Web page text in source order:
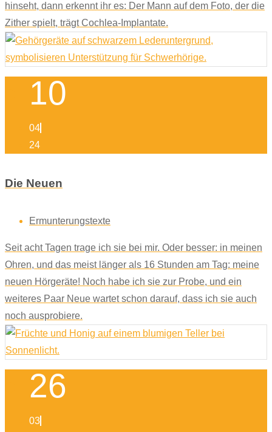
hinseht, dann erkennt ihr es: Der Mann auf dem Foto, der die
Zither spielt, trägt Cochlea-Implantate.
10
04
24
Die Neuen
Ermunterungstexte
Seit acht Tagen trage ich sie bei mir. Oder besser: in meinen
Ohren, und das meist länger als 16 Stunden am Tag: meine
neuen Hörgeräte! Noch habe ich sie zur Probe, und ein
weiteres Paar Neue wartet schon darauf, dass ich sie auch
noch ausprobiere.
26
03